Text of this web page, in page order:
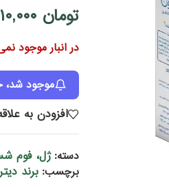
تومان ۲۱۰,۰۰۰
در انبار موجود
موجود شد،
افزودن به
دسته: ژل، فوم
برچسب: برند